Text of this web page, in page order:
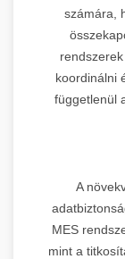
számára,
koordinálni
függetlenül
A
MES
mint a